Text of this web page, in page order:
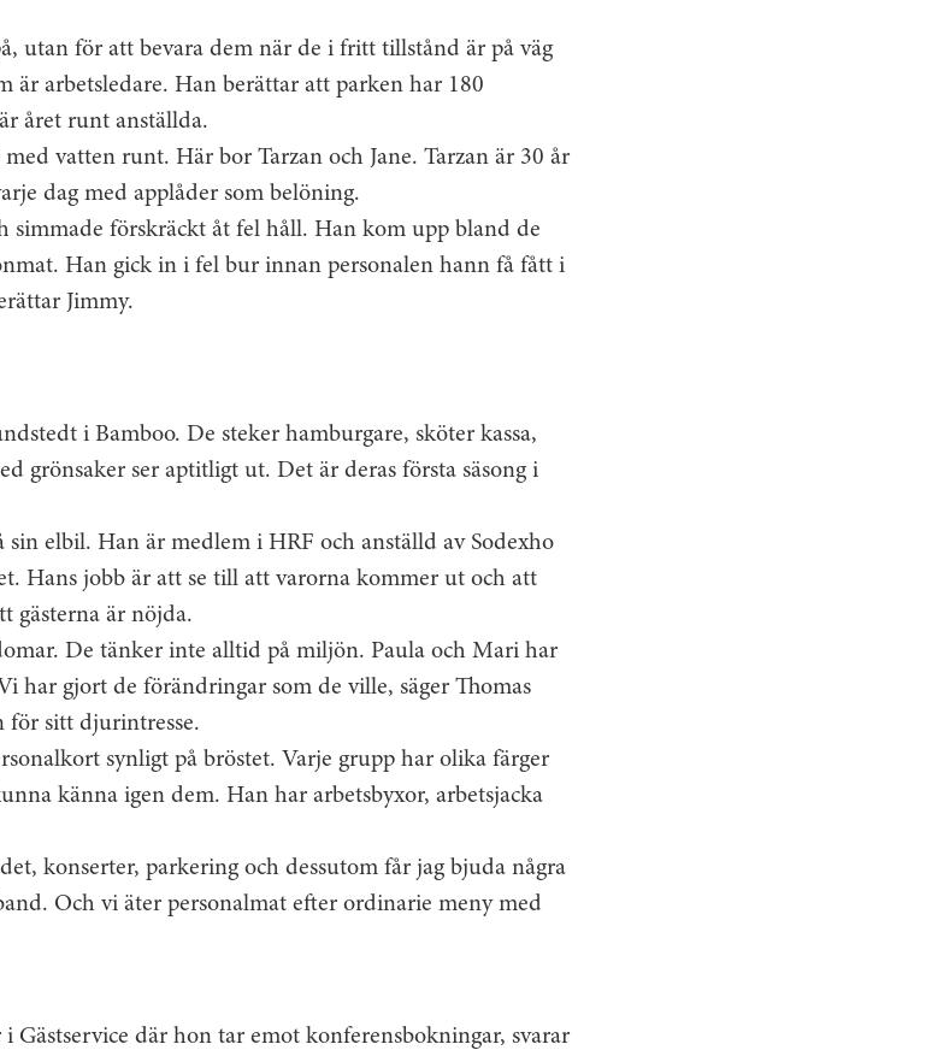
utan för att bevara dem när de i fritt tillstånd är på väg
är arbetsledare. Han berättar att parken har 180
året runt anställda.
vatten runt. Här bor Tarzan och Jane. Tarzan är 30 år
dag med applåder som belöning.
simmade förskräckt åt fel håll. Han kom upp bland de
Han gick in i fel bur innan personalen hann få fått i
Jimmy.
i Bamboo. De steker hamburgare, sköter kassa,
grönsaker ser aptitligt ut. Det är deras första säsong i
elbil. Han är medlem i HRF och anställd av Sodexho
Hans jobb är att se till att varorna kommer ut och att
gästerna är nöjda.
De tänker inte alltid på miljön. Paula och Mari har
har gjort de förändringar som de ville, säger Thomas
för sitt djurintresse.
synligt på bröstet. Varje grupp har olika färger
känna igen dem. Han har arbetsbyxor, arbetsjacka
konserter, parkering och dessutom får jag bjuda några
Och vi äter personalmat efter ordinarie meny med
Gästservice där hon tar emot konferensbokningar, svarar